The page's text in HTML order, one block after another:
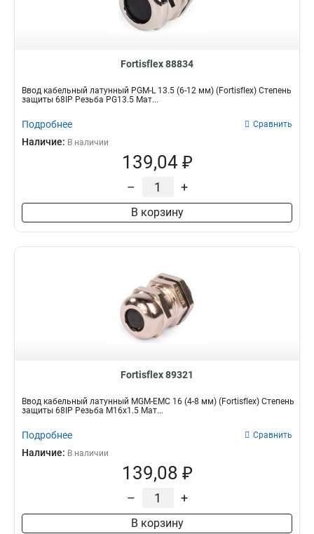
Fortisflex 88834
Ввод кабельный латунный PGM-L 13.5 (6-12 мм) (Fortisflex) Степень
защиты 68IP Резьба PG13.5 Мат...
Подробнее Сравнить
Наличие: В наличии
139,04 ₽
– +
В корзину
Fortisflex 89321
Ввод кабельный латунный MGM-EMC 16 (4-8 мм) (Fortisflex) Степень
защиты 68IP Резьба M16x1.5 Мат...
Подробнее Сравнить
Наличие: В наличии
139,08 ₽
– +
В корзину